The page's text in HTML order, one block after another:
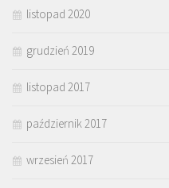
listopad 2020
grudzień 2019
listopad 2017
październik 2017
wrzesień 2017